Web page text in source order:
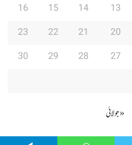
13
14
15
16
20
21
22
23
27
28
29
30
« جولائی